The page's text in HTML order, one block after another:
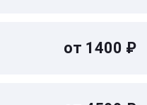
от 1400 ₽